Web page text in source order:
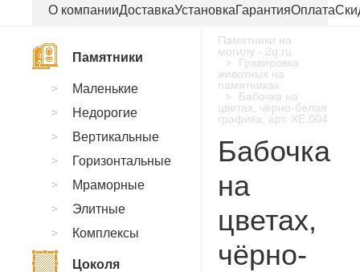
О компанииДоставкаУстановкаГарантияОплата
Памятники на
могилу - 2q.ru
Гравировка
животных на
памятниках
Бабочка на
цветах, чёрно-белая
графика, арт. XE.004
Бабочка
на
цветах,
чёрно-
Памятники
Маленькие
Недорогие
Вертикальные
Горизонтальные
Мраморные
Элитные
Комплексы
Цоколя